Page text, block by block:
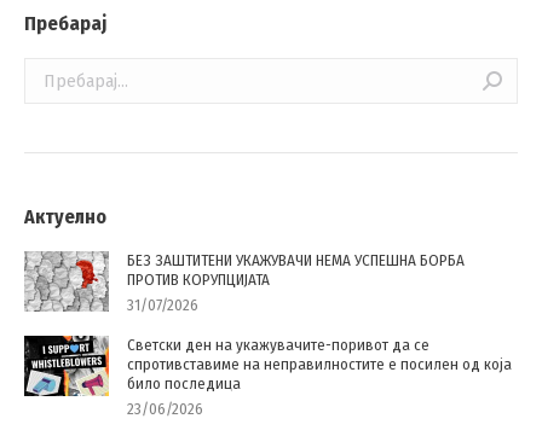
Пребарај
Актуелно
БЕЗ ЗАШТИТЕНИ УКАЖУВАЧИ НЕМА УСПЕШНА БОРБА
ПРОТИВ КОРУПЦИЈАТА
31/07/2026
Светски ден на укажувачите-поривот да се
спротивставиме на неправилностите е посилен од која
било последица
23/06/2026